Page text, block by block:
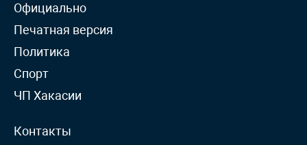
Официально
Печатная версия
Политика
Спорт
ЧП Хакасии
Контакты